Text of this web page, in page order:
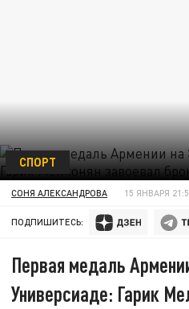
СПОРТ
СОНЯ АЛЕКСАНДРОВА 15 ЯНВАРЯ
ПОДПИШИТЕСЬ:
Первая медаль
Универсиаде: Гарик